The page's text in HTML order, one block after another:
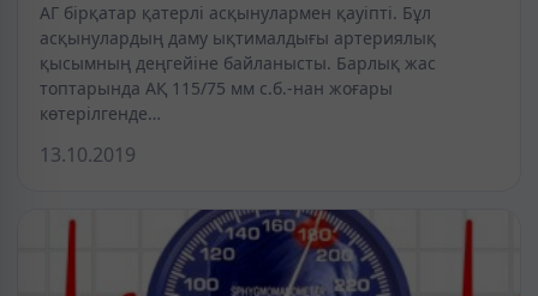
АГ бірқатар қатерлі асқынулармен қауіпті. Бұл
асқынулардың даму ықтималдығы артериялық
қысымның деңгейіне байланысты. Барлық жас
топтарында АҚ 115/75 мм с.б.-нан жоғары
көтерілгенде…
13.10.2019